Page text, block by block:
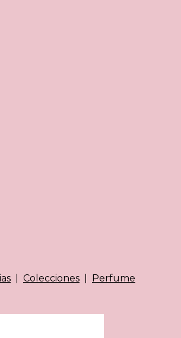
Colecciones Perfume